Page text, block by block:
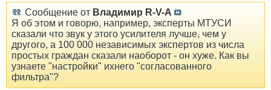
Сообщение от Владимир R-V-A
Я об этом и говорю, например, эксперты МТУСИ
сказали что звук у этого усилителя лучше, чем у
другого, а 100 000 независимых экспертов из числа
простых граждан сказали наоборот - он хуже. Как вы
узнаете "настройки" ихнего "согласованного
фильтра"?